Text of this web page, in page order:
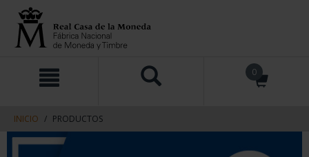
contenido
navegacin
0
INICIO PRODUCTOS